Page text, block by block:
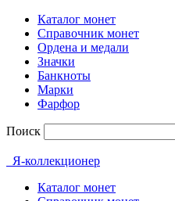
Каталог монет
Справочник монет
Ордена и медали
Значки
Банкноты
Марки
Фарфор
Поиск
Я-коллекционер
Каталог монет